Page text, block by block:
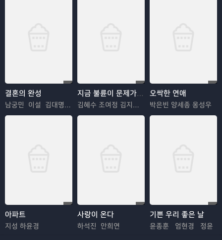
결혼의 완성
남궁민 이설 김대명 이상희
지금 불륜이 문제가 아닙니다
김혜수 조여정 김지훈 김재철
오싹한 연애
박은빈 양세종 옹성우
아파트
지성 하윤경
사랑이 온다
하석진 안희연
기쁜 우리 좋은 날
윤종훈 엄현경 정윤